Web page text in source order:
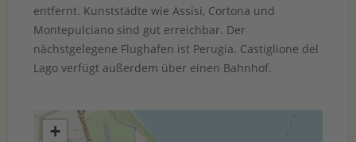
entfernt. Kunststädte wie Assisi, Cortona und
Montepulciano sind gut erreichbar. Der
nächstgelegene Flughafen ist Perugia. Castiglione del
Lago verfügt außerdem über einen Bahnhof.
+